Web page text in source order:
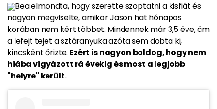
Bea elmondta, hogy szerette szoptatni a kisfiát és
nagyon megviselte, amikor Jason hat hónapos
korában nem kért többet. Mindennek már 3,5 éve, ám
a lefejt tejet a sztáranyuka azóta sem dobta ki,
kincsként őrizte. Ezért is nagyon boldog, hogy nem
hiába vigyázott rá évekig és most a legjobb
"helyre" került.